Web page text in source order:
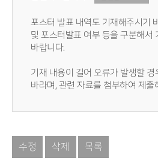
포스터 발표 내역도 기재해주시기
및 포스터발표 여부 등을 구분해서
바랍니다.
기재 내용이 길어 오류가 발생할 경
바라며, 관련 자료를 첨부하여 제출
수정 삭제 목록